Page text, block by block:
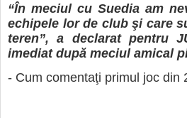
“În meciul cu Suedia am
echipele lor de club şi care
teren”, a declarat pentru
imediat după meciul amical
- Cum comentaţi primul joc din